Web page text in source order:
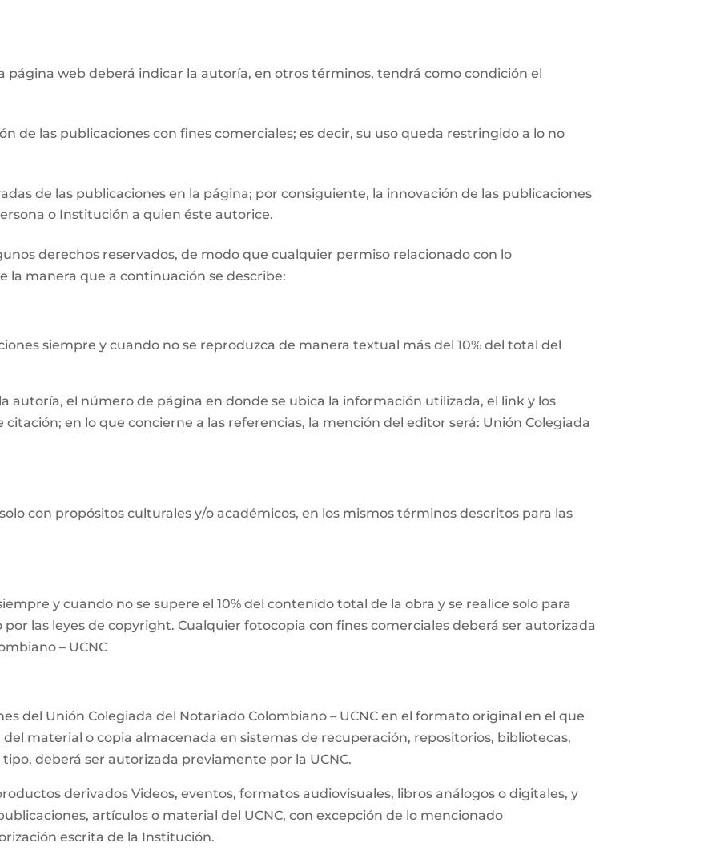
página web deberá indicar la autoría, en otros términos, tendrá como condición el
de las publicaciones con fines comerciales; es decir, su uso queda restringido a lo no
de las publicaciones en la página; por consiguiente, la innovación de las publicaciones
o Institución a quien éste autorice.
derechos reservados, de modo que cualquier permiso relacionado con lo
manera que a continuación se describe:
siempre y cuando no se reproduzca de manera textual más del 10% del total del
autoría, el número de página en donde se ubica la información utilizada, el link y los
en lo que concierne a las referencias, la mención del editor será: Unión Colegiada
con propósitos culturales y/o académicos, en los mismos términos descritos para las
y cuando no se supere el 10% del contenido total de la obra y se realice solo para
las leyes de copyright. Cualquier fotocopia con fines comerciales deberá ser autorizada
– UCNC
del Unión Colegiada del Notariado Colombiano – UCNC en el formato original en el que
material o copia almacenada en sistemas de recuperación, repositorios, bibliotecas,
deberá ser autorizada previamente por la UCNC.
derivados Videos, eventos, formatos audiovisuales, libros análogos o digitales, y
artículos o material del UCNC, con excepción de lo mencionado
escrita de la Institución.